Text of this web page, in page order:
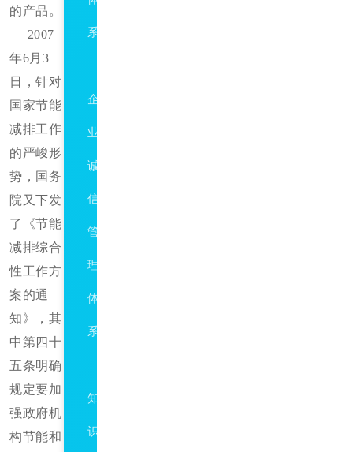
的产品。
2007
年6月3
日，针对
国家节能
减排工作
的严峻形
势，国务
院又下发
了《节能
减排综合
性工作方
案的通
知》，其
中第四十
五条明确
规定要加
强政府机
构节能和
系
企
业
诚
信
管
理
体
系
知
识